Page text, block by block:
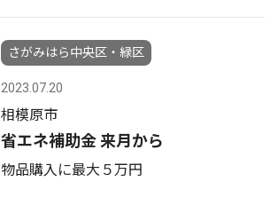
さがみはら中央区・緑区
2023.07.20
相模原市
省エネ補助金 来月から
物品購入に最大５万円